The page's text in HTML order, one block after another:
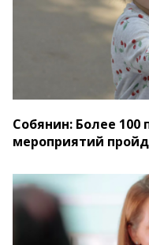
Собянин: Более
мероприятий